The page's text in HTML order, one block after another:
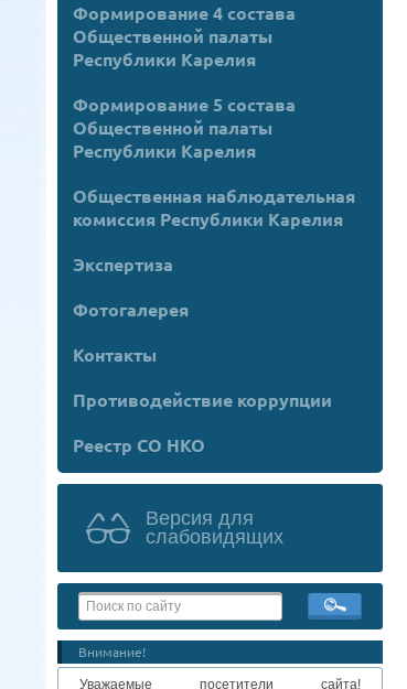
Формирование 4 состава
Общественной палаты
Республики Карелия
Формирование 5 состава
Общественной палаты
Республики Карелия
Общественная наблюдательная
комиссия Республики Карелия
Экспертиза
Фотогалерея
Контакты
Противодействие коррупции
Реестр СО НКО
Версия для
слабовидящих
Внимание!
Уважаемые посетители сайта!